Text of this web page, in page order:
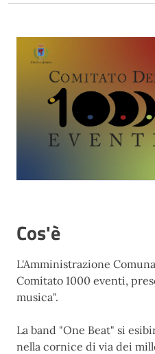
Cos'è
L'Amministrazione
Comitato 1000 eventi,
musica".
La band "One Beat" si
nella cornice di via dei